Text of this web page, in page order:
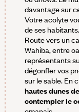
davantage sur
Votre acolyte
de ses habitants.
Route vers un
Wahiba, entre
représentants
dégonfler vos
sur le sable. En
hautes dunes
contempler le